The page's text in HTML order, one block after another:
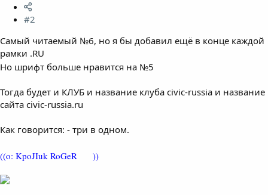
#2
Самый читаемый №6, но я бы добавил ещё в конце каждой
рамки .RU
Но шрифт больше нравится на №5
Тогда будет и КЛУБ и название клуба civic-russia и название
сайта civic-russia.ru
Как говорится: - три в одном.
((o: KpoJIuk RoGeR ))